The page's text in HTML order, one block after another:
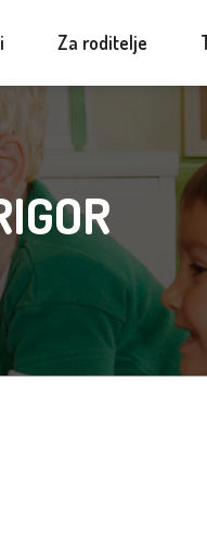
Za roditelje